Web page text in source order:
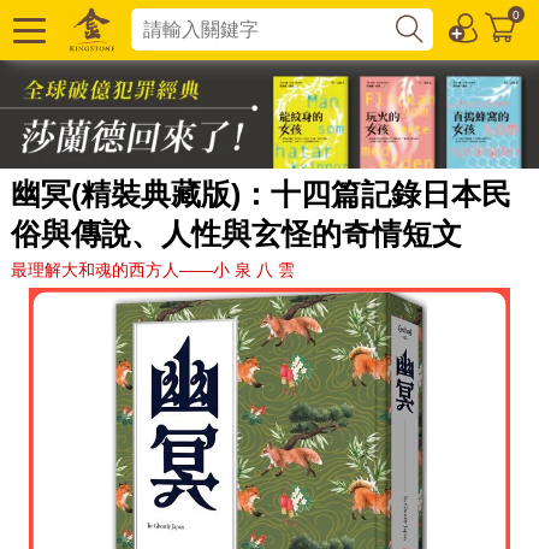
0
幽冥(精裝典藏版)：十四篇記錄日本民
俗與傳說、人性與玄怪的奇情短文
最理解大和魂的西方人——小 泉 八 雲